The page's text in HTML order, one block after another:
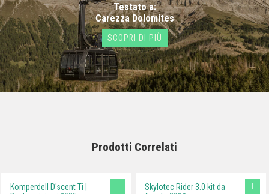
Testato a:
Carezza Dolomites
SCOPRI DI PIÙ
Prodotti Correlati
Komperdell D'scent Ti |
T
Skylotec Rider 3.0 kit da
T